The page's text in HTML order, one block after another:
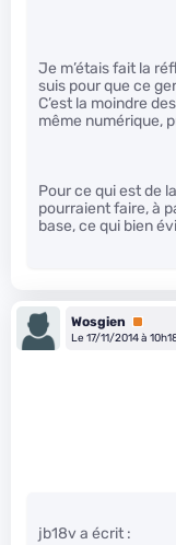
Je m’étais fait la
suis pour que ce
C’est la moindre
même numérique,
Pour ce qui est de
pourraient faire, à
base, ce qui bien
Wosgien
Premium
Le 17/11/2014 à
jb18v a écrit :